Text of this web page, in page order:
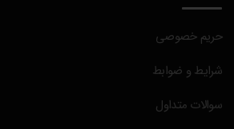
حریم خصوصی
شرایط و ضوابط
سوالات متداول